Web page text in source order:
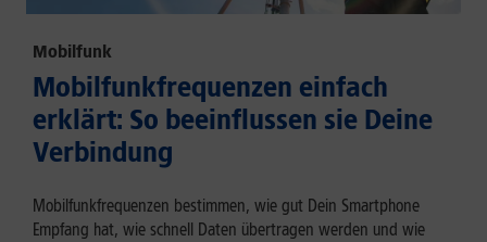
Mobilfunk
Mobilfunkfrequenzen einfach
erklärt: So beeinflussen sie Deine
Verbindung
Mobilfunkfrequenzen bestimmen, wie gut Dein Smartphone
Empfang hat, wie schnell Daten übertragen werden und wie